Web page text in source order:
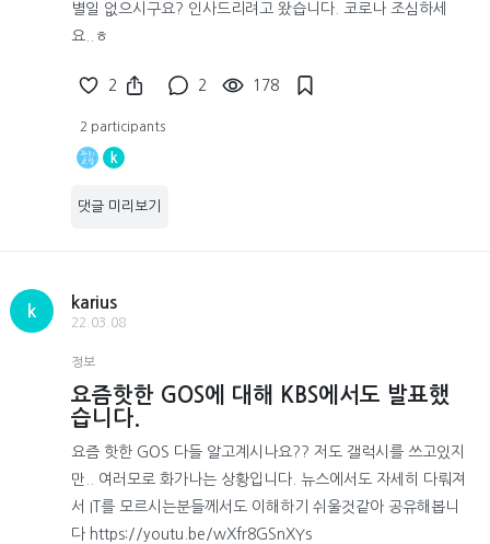
별일 없으시구요? 인사드리려고 왔습니다. 코로나 조심하세
요..ㅎ
2 2 178
2 participants
k
댓글 미리보기
k
karius
22.03.08
정보
요즘핫한 GOS에 대해 KBS에서도 발표했
습니다.
요즘 핫한 GOS 다들 알고계시나요?? 저도 갤럭시를 쓰고있지
만.. 여러모로 화가나는 상황입니다. 뉴스에서도 자세히 다뤄져
서 IT를 모르시는분들께서도 이해하기 쉬울것같아 공유해봅니
다 https://youtu.be/wXfr8GSnXYs